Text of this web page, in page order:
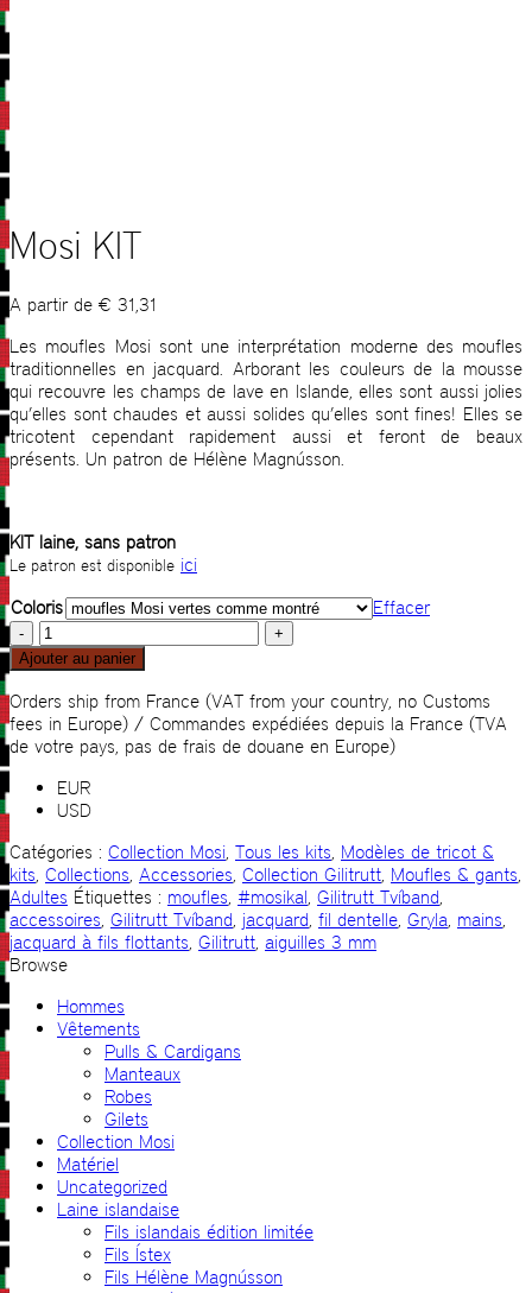
Mosi KIT
A partir de € 31,31
Les moufles Mosi sont une interprétation moderne des moufles
traditionnelles en jacquard. Arborant les couleurs de la mousse
qui recouvre les champs de lave en Islande, elles sont aussi jolies
qu’elles sont chaudes et aussi solides qu’elles sont fines! Elles se
tricotent cependant rapidement aussi et feront de beaux
présents. Un patron de Hélène Magnússon.
KIT laine, sans patron
Le patron est disponible ici
Coloris
Effacer
quantité
de
Mosi
KIT
Ajouter au panier
Orders ship from France (VAT from your country, no Customs
fees in Europe) / Commandes expédiées depuis la France (TVA
de votre pays, pas de frais de douane en Europe)
EUR
USD
Catégories : Collection Mosi, Tous les kits, Modèles de tricot &
kits, Collections, Accessories, Collection Gilitrutt, Moufles & gants,
Adultes Étiquettes : moufles, #mosikal, Gilitrutt Tvíband,
accessoires, Gilitrutt Tvíband, jacquard, fil dentelle, Gryla, mains,
jacquard à fils flottants, Gilitrutt, aiguilles 3 mm
Browse
Hommes
Vêtements
Pulls & Cardigans
Manteaux
Robes
Gilets
Collection Mosi
Matériel
Uncategorized
Laine islandaise
Fils islandais édition limitée
Fils Ístex
Fils Hélène Magnússon